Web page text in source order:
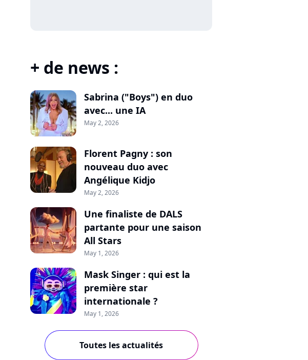
+ de news :
Sabrina ("Boys") en duo
avec... une IA
May 2, 2026
Florent Pagny : son
nouveau duo avec
Angélique Kidjo
May 2, 2026
Une finaliste de DALS
partante pour une saison
All Stars
May 1, 2026
Mask Singer : qui est la
première star
internationale ?
May 1, 2026
Toutes les actualités